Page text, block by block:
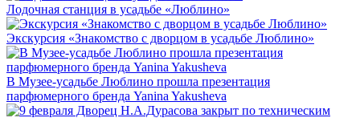
Лодочная станция в усадьбе «Люблино»
Экскурсия «Знакомство с дворцом в усадьбе Люблино»
В Музее-усадьбе Люблино прошла презентация
парфюмерного бренда Yanina Yakusheva